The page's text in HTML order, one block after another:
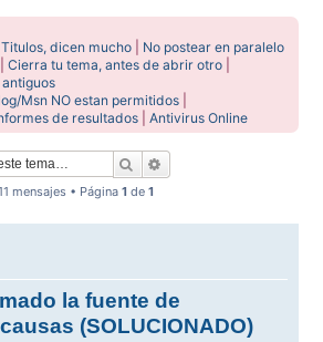
Titulos, dicen mucho
No postear en paralelo
|Cierra tu tema, antes de abrir otro
Msn NO estan permitidos
de resultados |Antivirus Online
Buscar
mensajes • Página 1 de 1
la fuente de
(SOLUCIONADO)